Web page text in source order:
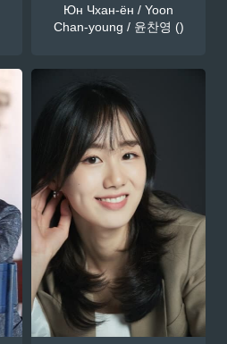
Юн Чхан-ён / Yoon
Chan-young / 윤찬영 ()